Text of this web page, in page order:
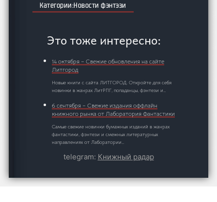
Новости фэнтэзи
Это тоже интересно:
14 октября – Свежие обновления на сайте
Литгород
Новые книги с сайта ЛИТГОРОД. Откройте для себя
новинки в жанрах ЛитРПГ, попаданцы, фэнтези и…
6 сентября – Свежие издания оффлайн
книжного рынка от Лаборатория Фантастики
Самые свежие новинки бумажных изданий в жанрах
фантастики, фэнтези и смежных литературных
направлениях от Лаборатории…
7 октября – Новые книги, вышедшие на
На Литмаркете сегодня появились новинки в жанрах с
telegram: Книжный радар